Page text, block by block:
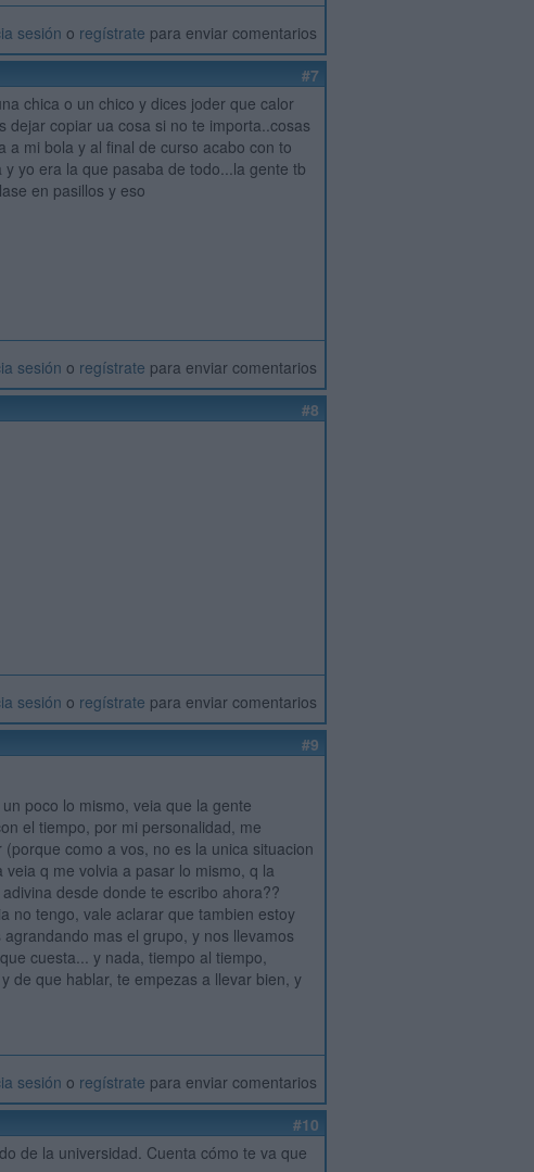
sesión o regístrate para enviar comentarios
#7
chica o un chico y dices joder que calor
dejar copiar ua cosa si no te importa..cosas
a mi bola y al final de curso acabo con to
yo era la que pasaba de todo...la gente tb
en pasillos y eso
sesión o regístrate para enviar comentarios
#8
sesión o regístrate para enviar comentarios
#9
poco lo mismo, veia que la gente
el tiempo, por mi personalidad, me
como a vos, no es la unica situacion
q me volvia a pasar lo mismo, q la
desde donde te escribo ahora??
no tengo, vale aclarar que tambien estoy
mas el grupo, y nos llevamos
cuesta... y nada, tiempo al tiempo,
de que hablar, te empezas a llevar bien, y
sesión o regístrate para enviar comentarios
#10
de la universidad. Cuenta cómo te va que